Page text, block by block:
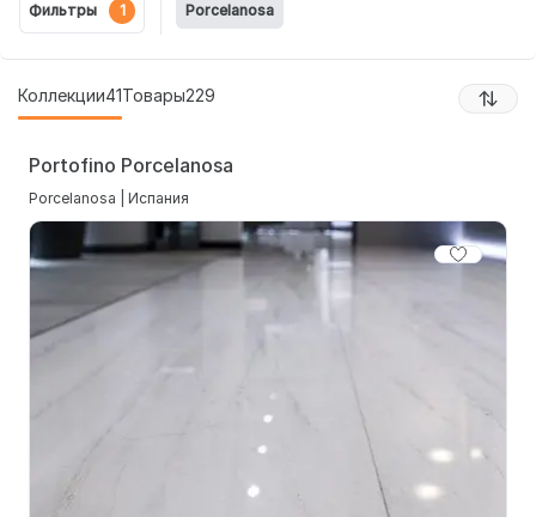
Фильтры 1 Porcelanosa
Коллекции41Товары229
Portofino Porcelanosa
Porcelanosa | Испания